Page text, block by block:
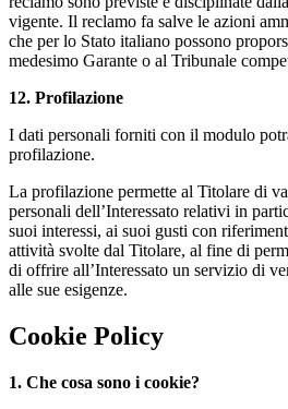
vigente. Il reclamo fa salve le azioni
che per lo Stato italiano possono
medesimo Garante o al Tribunale
12. Profilazione
I dati personali forniti con il modulo
profilazione.
La profilazione permette al Titolare di
personali dell’Interessato relativi in
suoi interessi, ai suoi gusti con
attività svolte dal Titolare, al fine di
di offrire all’Interessato un servizio di
alle sue esigenze.
Cookie Policy
1. Che cosa sono i cookie?